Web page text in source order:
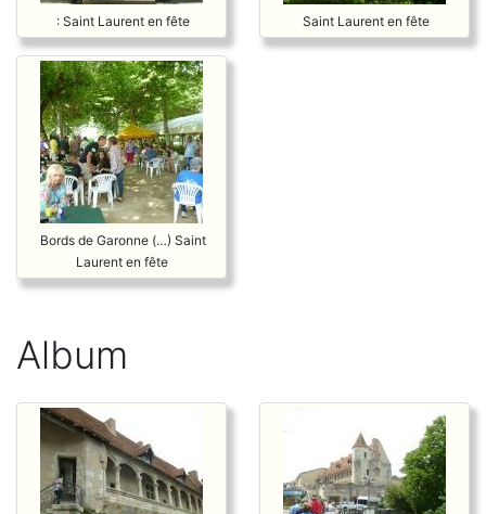
: Saint Laurent en fête Saint Laurent en fête
Bords de Garonne (…) Saint
Laurent en fête
Album